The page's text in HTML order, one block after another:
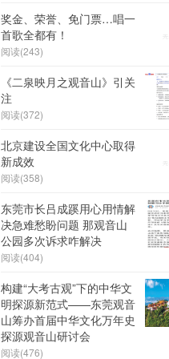
奖金、荣誉、免门票…唱一
首歌全都有！
阅读(243)
《二泉映月之观音山》引关
注
阅读(372)
北京建设全国文化中心取得
新成效
阅读(358)
东莞市长吕成蹊用心用情解
决急难愁盼问题 那观音山
公园多次诉求咋解决
阅读(404)
构建“大考古观”下的中华文
明探源新范式——东莞观音
山筹办首届中华文化万年史
探源观音山研讨会
阅读(476)